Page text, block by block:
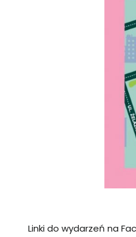
Linki do wydarzeń na